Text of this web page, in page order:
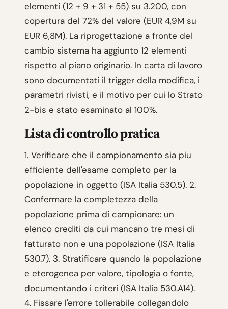
elementi (12 + 9 + 31 + 55) su 3.200, con
copertura del 72% del valore (EUR 4,9M su
EUR 6,8M). La riprogettazione a fronte del
cambio sistema ha aggiunto 12 elementi
rispetto al piano originario. In carta di lavoro
sono documentati il trigger della modifica, i
parametri rivisti, e il motivo per cui lo Strato
2-bis e stato esaminato al 100%.
Lista di controllo pratica
1. Verificare che il campionamento sia piu
efficiente dell'esame completo per la
popolazione in oggetto (ISA Italia 530.5). 2.
Confermare la completezza della
popolazione prima di campionare: un
elenco crediti da cui mancano tre mesi di
fatturato non e una popolazione (ISA Italia
530.7). 3. Stratificare quando la popolazione
e eterogenea per valore, tipologia o fonte,
documentando i criteri (ISA Italia 530.A14).
4. Fissare l'errore tollerabile collegandolo